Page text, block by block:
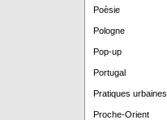
Poèsie
Pologne
Pop-up
Portugal
Pratiques urbaines
Proche-Orient